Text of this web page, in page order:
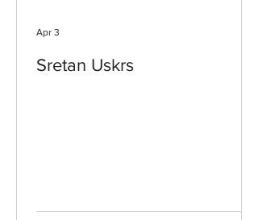
Sretan Uskrs
Apr 3